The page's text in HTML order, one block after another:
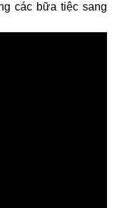
các bữa tiệc sang